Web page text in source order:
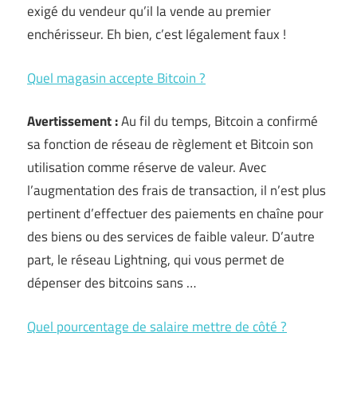
exigé du vendeur qu’il la vende au premier
enchérisseur. Eh bien, c’est légalement faux !
Quel magasin accepte Bitcoin ?
Avertissement :Au fil du temps, Bitcoin a confirmé
sa fonction de réseau de règlement et Bitcoin son
utilisation comme réserve de valeur. Avec
l’augmentation des frais de transaction, il n’est plus
pertinent d’effectuer des paiements en chaîne pour
des biens ou des services de faible valeur. D’autre
part, le réseau Lightning, qui vous permet de
dépenser des bitcoins sans …
Quel pourcentage de salaire mettre de côté ?